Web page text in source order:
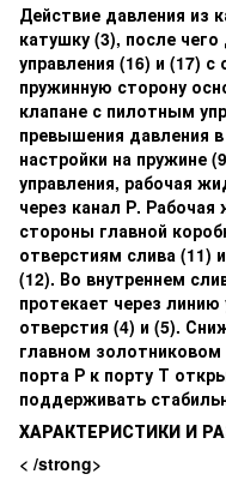
Действие давления из
катушку (3), после
управления (16) и (17)
пружинную сторону
клапане с пилотным
превышения давления
настройки на пружине
управления, рабочая
через канал Р.
стороны главной
отверстиям слива (11)
(12). Во внутреннем
протекает через линию
отверстия (4) и (5).
главном золотниковом
порта Р к порту Т
поддерживать
ХАРАКТЕРИСТИКИ И
< /strong>